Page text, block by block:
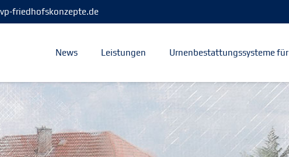
friedhofskonzepte.de
News Leistungen Urnenbestattungssysteme